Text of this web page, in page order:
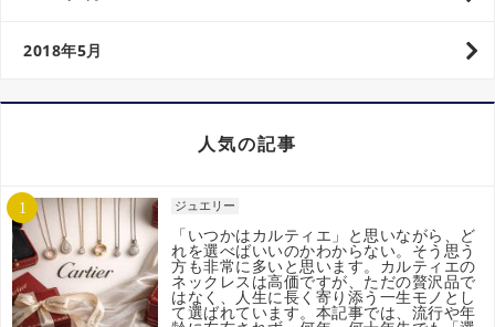
2018年5月
人気の記事
ジュエリー
「いつかはカルティエ」と思いながら、ど
れを選べばいいのかわからない。そう思う
方も非常に多いと思います。カルティエの
ネックレスは高価ですが、ただの贅沢品で
はなく、人生に長く寄り添う一生モノとし
て選ばれています。本記事では、流行や年